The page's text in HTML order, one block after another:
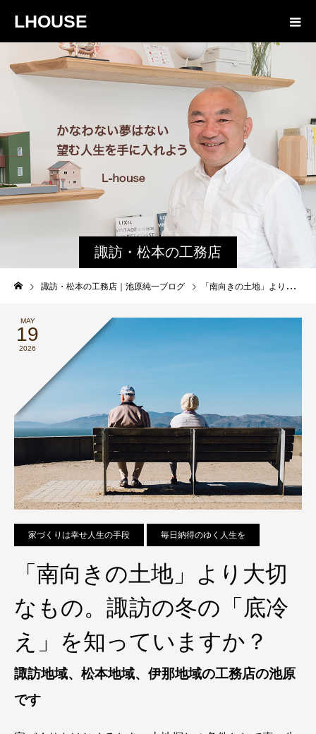
LHOUSE
諏訪・松本の工務店
の社長ブログ｜家族
物語８４３
諏訪・松本の工務店｜池原純一ブログ 「南向きの土地」より大切なもの。諏訪の冬の「底冷え」を知っていますか？
MAY
19
2026
家づくりは幸せ人生の手段 毎日納得のゆく人生を
「南向きの土地」より大切
なもの。諏訪の冬の「底冷
え」を知っていますか？
諏訪地域、松本地域、伊那地域の工務店の池原
です